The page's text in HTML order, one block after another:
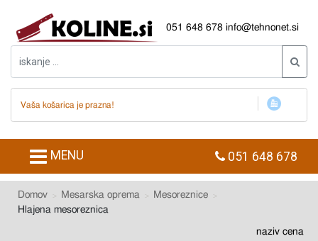
051 648 678 info@tehnonet.si
Vaša košarica je prazna!
MENU 051 648 678
Domov Mesarska oprema
Mesoreznice
Hlajena mesoreznica
naziv cena